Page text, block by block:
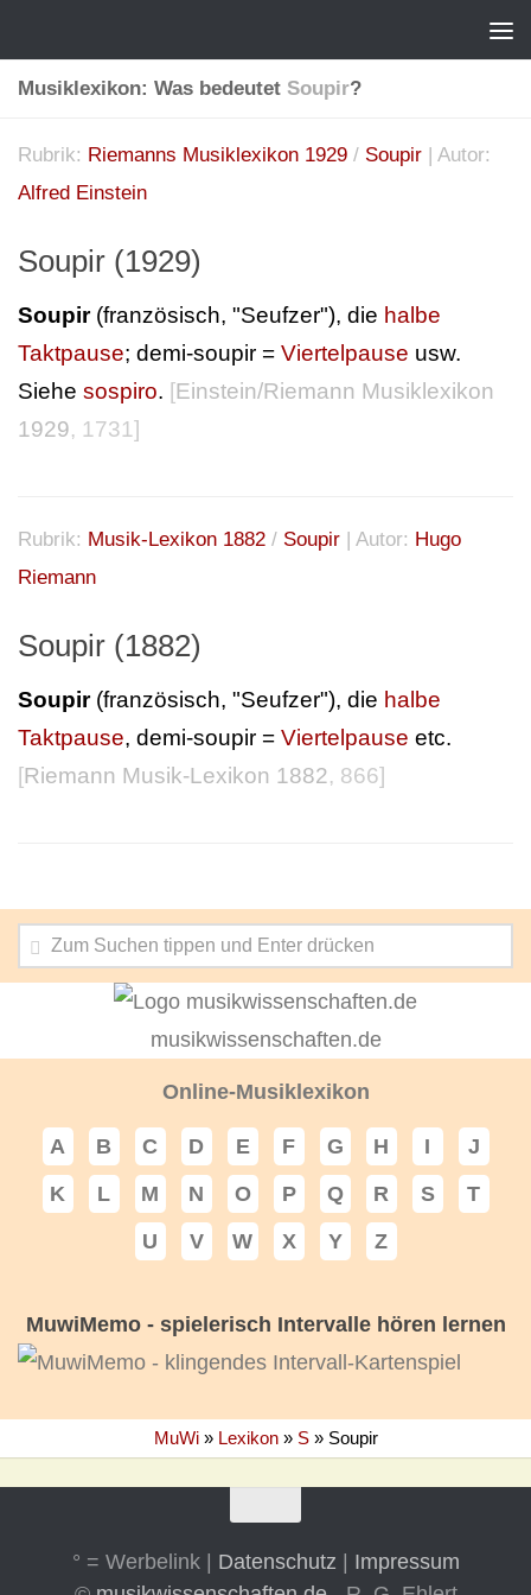
Musiklexikon: Was bedeutet Soupir?
Rubrik: Riemanns Musiklexikon 1929 / Soupir | Autor:
Alfred Einstein
Soupir (1929)
Soupir(französisch, "Seufzer"), die halbe
Taktpause; demi-soupir = Viertelpause usw.
Siehe sospiro. [Einstein/Riemann Musiklexikon
1929, 1731]
Rubrik: Musik-Lexikon 1882 / Soupir | Autor: Hugo
Riemann
Soupir (1882)
Soupir(französisch, "Seufzer"), die halbe
Taktpause, demi-soupir = Viertelpause etc.
[Riemann Musik-Lexikon 1882, 866]
musikwissenschaften.de
Online-Musiklexikon
A B C D E F G H I
J
K
L M N O P Q R S
T
U
V W X Y Z
MuwiMemo - spielerisch Intervalle hören lernen
MuWi» Lexikon» S» Soupir
° = Werbelink | Datenschutz
Impressum